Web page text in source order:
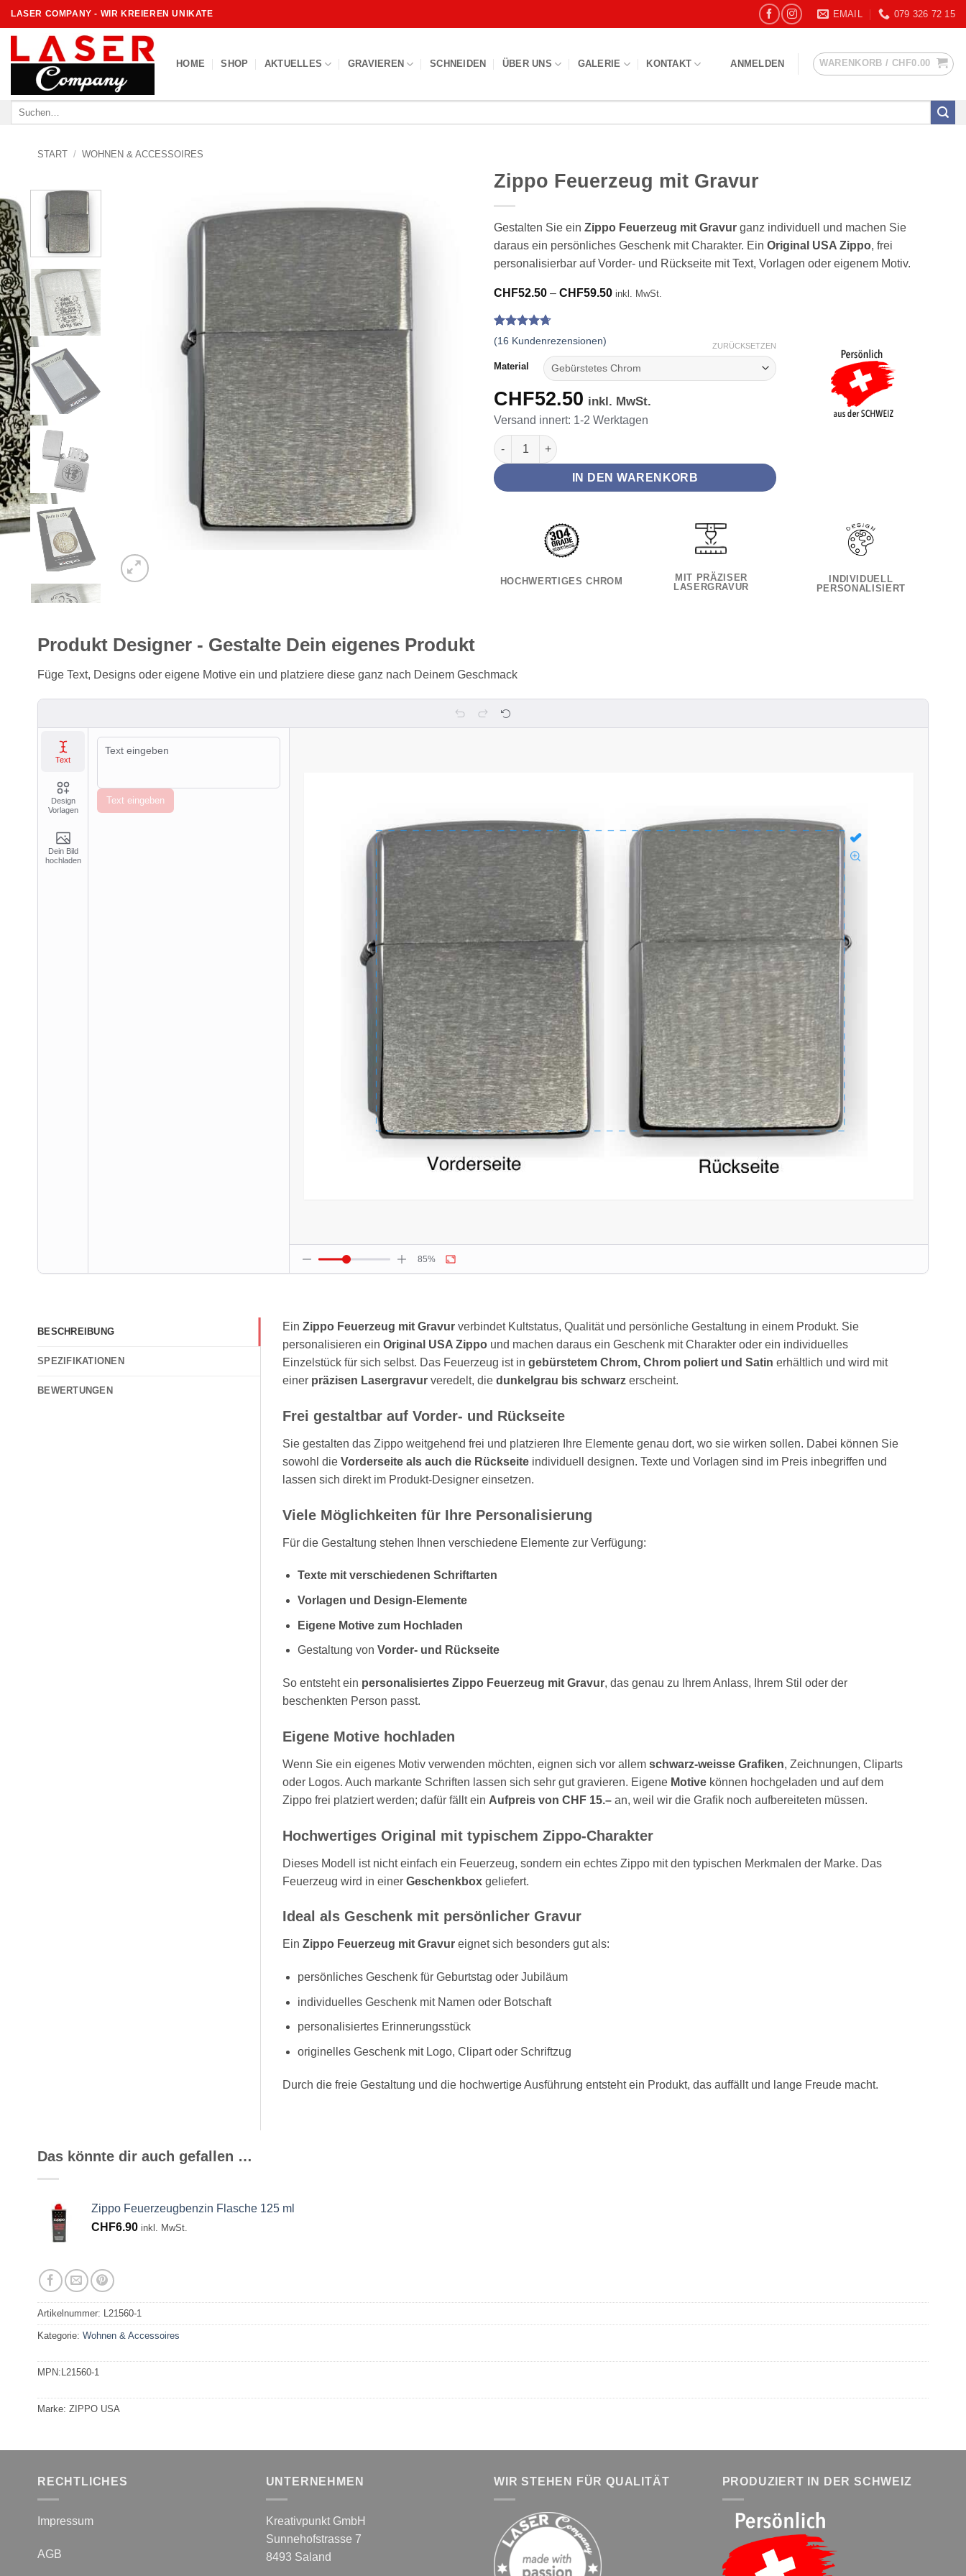
Zum
Inhalt
LASER COMPANY - WIR KREIEREN UNIKATE EMAIL 079 326 72 15
HOME SHOP AKTUELLES GRAVIEREN SCHNEIDEN ÜBER UNS GALERIE KONTAKT ANMELDEN WARENKORB / CHF0.00
Suche
START / WOHNEN & ACCESSOIRES
Zippo Feuerzeug mit Gravur
Gestalten Sie ein Zippo Feuerzeug mit Gravur ganz individuell und machen Sie
daraus ein persönliches Geschenk mit Charakter. Ein Original USA Zippo, frei
personalisierbar auf Vorder- und Rückseite mit Text, Vorlagen oder eigenem Motiv.
CHF52.50 – CHF59.50Preisspanne:
inkl. MwSt.
Bewertet
mit 4.69
von 5,
basierend
16
Kundenbewertungen
(16 Kundenrezensionen)
Material
ZURÜCKSETZEN
CHF52.50 inkl. MwSt.
Versand innert: 1-2 Werktagen
Zippo Feuerzeug mit Gravur Menge
IN DEN WARENKORB
HOCHWERTIGES CHROM
MIT PRÄZISER
LASERGRAVUR
INDIVIDUELL
PERSONALISIERT
Produkt Designer - Gestalte Dein eigenes Produkt
Füge Text, Designs oder eigene Motive ein und platziere diese ganz nach Deinem Geschmack
BESCHREIBUNG
SPEZIFIKATIONEN
BEWERTUNGEN
Ein Zippo Feuerzeug mit Gravur verbindet Kultstatus, Qualität und persönliche Gestaltung in einem Produkt. Sie
personalisieren ein Original USA Zippo und machen daraus ein Geschenk mit Charakter oder ein individuelles
Einzelstück für sich selbst. Das Feuerzeug ist in gebürstetem Chrom, Chrom poliert und Satin erhältlich und wird mit
einer präzisen Lasergravur veredelt, die dunkelgrau bis schwarz erscheint.
Frei gestaltbar auf Vorder- und Rückseite
Sie gestalten das Zippo weitgehend frei und platzieren Ihre Elemente genau dort, wo sie wirken sollen. Dabei können Sie
sowohl die Vorderseite als auch die Rückseite individuell designen. Texte und Vorlagen sind im Preis inbegriffen und
lassen sich direkt im Produkt-Designer einsetzen.
Viele Möglichkeiten für Ihre Personalisierung
Für die Gestaltung stehen Ihnen verschiedene Elemente zur Verfügung:
Texte mit verschiedenen Schriftarten
Vorlagen und Design-Elemente
Eigene Motive zum Hochladen
Gestaltung von Vorder- und Rückseite
So entsteht ein personalisiertes Zippo Feuerzeug mit Gravur, das genau zu Ihrem Anlass, Ihrem Stil oder der
beschenkten Person passt.
Eigene Motive hochladen
Wenn Sie ein eigenes Motiv verwenden möchten, eignen sich vor allem schwarz-weisse Grafiken, Zeichnungen, Cliparts
oder Logos. Auch markante Schriften lassen sich sehr gut gravieren. Eigene Motive können hochgeladen und auf dem
Zippo frei platziert werden; dafür fällt ein Aufpreis von CHF 15.– an, weil wir die Grafik noch aufbereiteten müssen.
Hochwertiges Original mit typischem Zippo-Charakter
Dieses Modell ist nicht einfach ein Feuerzeug, sondern ein echtes Zippo mit den typischen Merkmalen der Marke. Das
Feuerzeug wird in einer Geschenkbox geliefert.
Ideal als Geschenk mit persönlicher Gravur
Ein Zippo Feuerzeug mit Gravur eignet sich besonders gut als:
persönliches Geschenk für Geburtstag oder Jubiläum
individuelles Geschenk mit Namen oder Botschaft
personalisiertes Erinnerungsstück
originelles Geschenk mit Logo, Clipart oder Schriftzug
Durch die freie Gestaltung und die hochwertige Ausführung entsteht ein Produkt, das auffällt und lange Freude macht.
Das könnte dir auch gefallen …
Zippo Feuerzeugbenzin Flasche 125 ml
CHF6.90 inkl. MwSt.
Artikelnummer: L21560-1
Kategorie: Wohnen & Accessoires
MPN:L21560-1
Marke: ZIPPO USA
RECHTLICHES
Impressum
AGB
UNTERNEHMEN
Kreativpunkt GmbH
Sunnehofstrasse 7
8493 Saland
WIR STEHEN FÜR QUALITÄT PRODUZIERT IN DER SCHWEIZ